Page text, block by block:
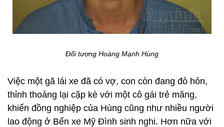
Đối tượng Hoàng Mạnh Hùng
Việc một gã lái xe đã có vợ, con còn đang đỏ hỏn,
thỉnh thoảng lại cặp kè với một cô gái trẻ măng,
khiến đồng nghiệp của Hùng cũng như nhiều người
lao động ở Bến xe Mỹ Đình sinh nghi. Hơn nữa với